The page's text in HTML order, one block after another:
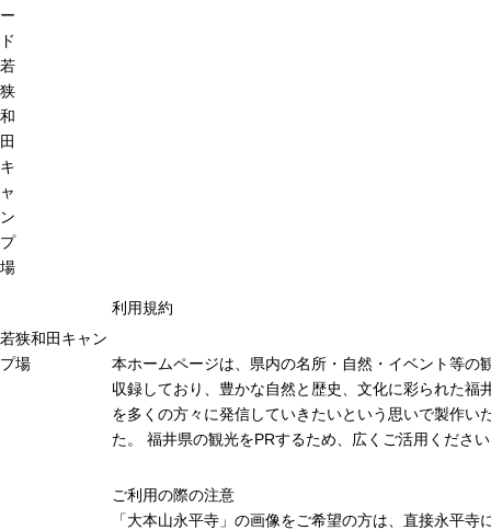
ー
ド
若
狭
和
田
キ
ャ
ン
プ
場
若狭和田キャン
プ場
利用規約
本ホームページは、県内の名所・自然・イベント等の
収録しており、豊かな自然と歴史、文化に彩られた福
を多くの方々に発信していきたいという思いで製作い
た。 福井県の観光をPRするため、広くご活用くださ
ご利用の際の注意
「大本山永平寺」の画像をご希望の方は、直接永平寺